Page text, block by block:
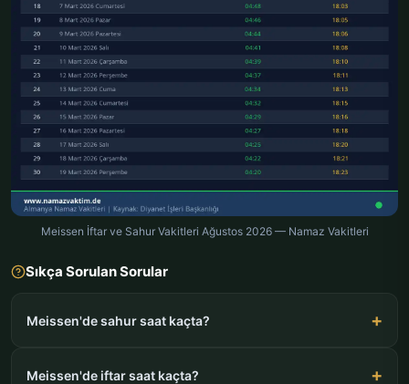
Meissen İftar ve Sahur Vakitleri Ağustos 2026 — Namaz Vakitleri
Sıkça Sorulan Sorular
Meissen'de sahur saat kaçta?
Meissen'de iftar saat kaçta?